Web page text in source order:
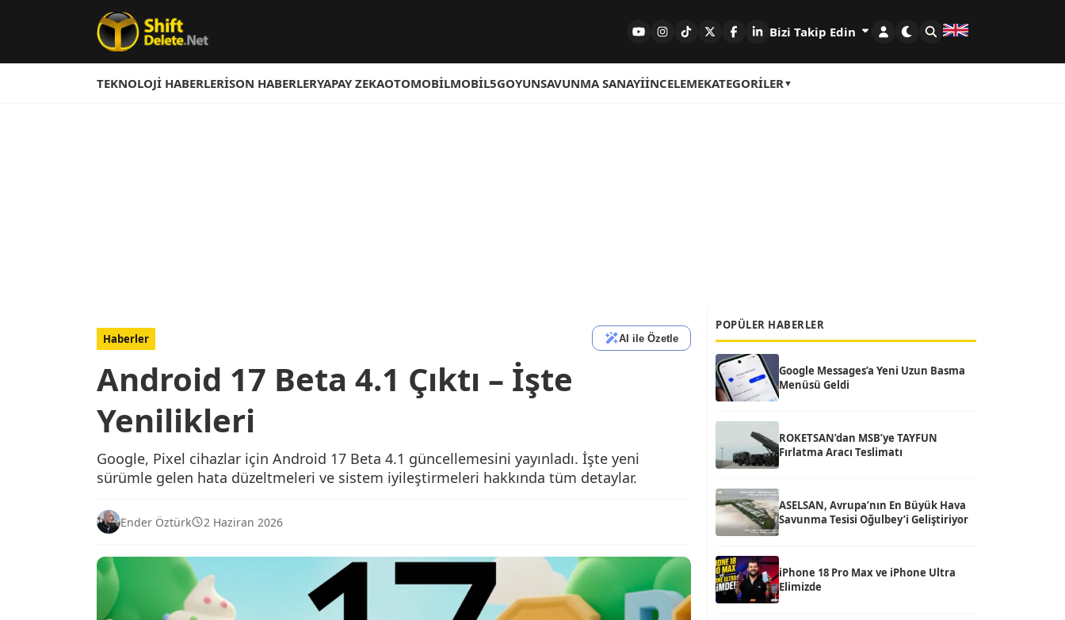
Bizi Takip Edin
TEKNOLOJI HABERLERISON HABERLERYAPAY ZEKAOTOMOBILMOBIL5GOYUNSAVUNMA SANAYIİNCELEMEKATEGORILER
Haberler AI ile Özetle
Android 17 Beta 4.1 Çıktı – İşte
Yenilikleri
Google, Pixel cihazlar için Android 17 Beta 4.1 güncellemesini yayınladı. İşte yeni
sürümle gelen hata düzeltmeleri ve sistem iyileştirmeleri hakkında tüm detaylar.
Ender Öztürk 2 Haziran 2026
POPÜLER HABERLER
Google Messages’a Yeni Uzun Basma
Menüsü Geldi
ROKETSAN’dan MSB’ye TAYFUN
Fırlatma Aracı Teslimatı
ASELSAN, Avrupa’nın En Büyük Hava
Savunma Tesisi Oğulbey’i Geliştiriyor
iPhone 18 Pro Max ve iPhone Ultra
Elimizde